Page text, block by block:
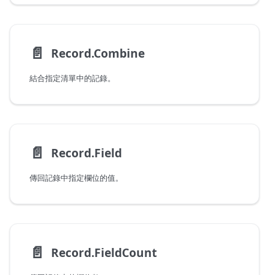
📄️ Record.Combine
結合指定清單中的記錄。
📄️ Record.Field
傳回記錄中指定欄位的值。
📄️ Record.FieldCount